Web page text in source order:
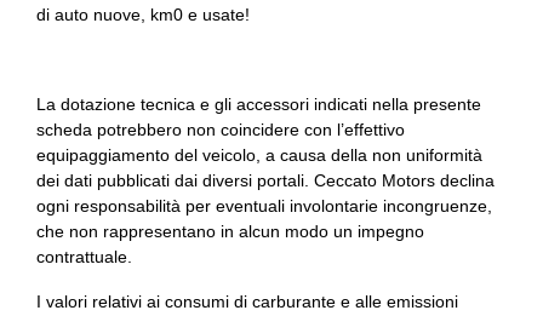
Sedili abbattibili
Sedili anteriori riscaldabili
Sedili regolabili
Sedili sportivi
Sensori di collisione attivi
di auto nuove, km0 e usate!
La dotazione tecnica e gli accessori indicati nella presente
scheda potrebbero non coincidere con l’effettivo
equipaggiamento del veicolo, a causa della non uniformità
dei dati pubblicati dai diversi portali. Ceccato Motors declina
ogni responsabilità per eventuali involontarie incongruenze,
che non rappresentano in alcun modo un impegno
contrattuale.
I valori relativi ai consumi di carburante e alle emissioni